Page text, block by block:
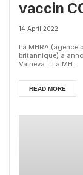
vaccin
14 April 2022
La MHRA (agence
britannique) a
Valneva... La MH...
READ MORE